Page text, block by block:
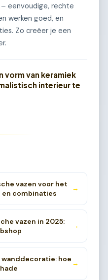
eenvoudige, rechte
werken goed, en
Zo creëer je een
vorm van keramiek
interieur te
vazen voor het
combinaties
→
vazen in 2025:
→
wanddecoratie: hoe
→